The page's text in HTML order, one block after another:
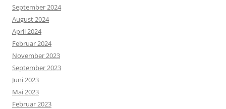
September 2024
August 2024
April 2024
Februar 2024
November 2023
September 2023
Juni 2023
Mai 2023
Februar 2023